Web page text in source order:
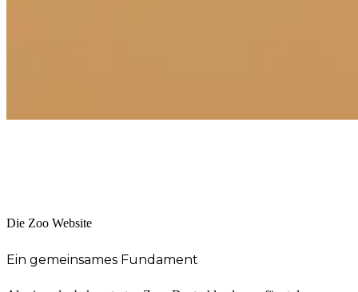
Die Zoo Website
Ein gemeinsames Fundament